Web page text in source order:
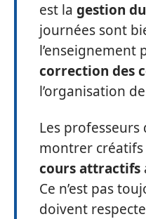
est la gestion
journées sont
correction des
l’organisation
Les professeurs
montrer
cours attractifs
Ce n’est pas
doivent